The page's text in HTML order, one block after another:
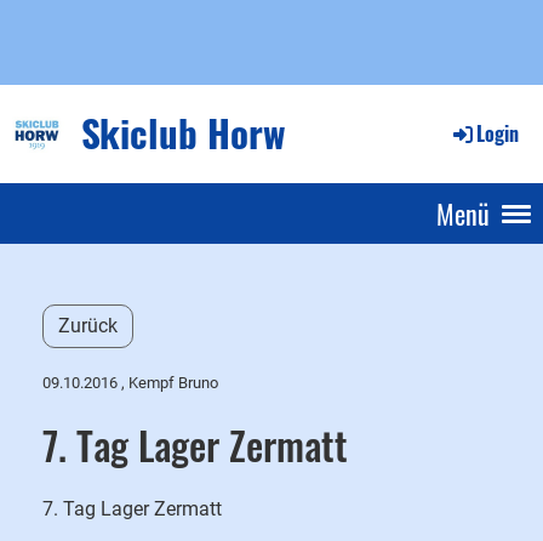
Skiclub Horw Login
Menü
Zurück
09.10.2016 , Kempf Bruno
7. Tag Lager Zermatt
7. Tag Lager Zermatt